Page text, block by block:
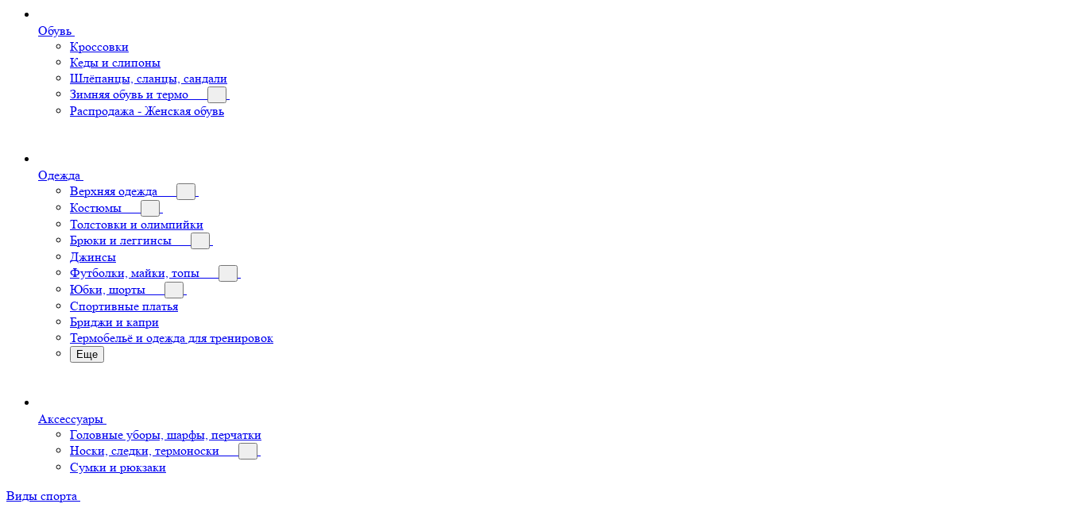
Обувь
Кроссовки
Кеды и слипоны
Шлёпанцы, сланцы, сандали
Зимняя обувь и термо
Распродажа - Женская обувь
Одежда
Верхняя одежда
Костюмы
Толстовки и олимпийки
Брюки и леггинсы
Джинсы
Футболки, майки, топы
Юбки, шорты
Спортивные платья
Бриджи и капри
Термобельё и одежда для тренировок
Еще
Аксессуары
Головные уборы, шарфы, перчатки
Носки, следки, термоноски
Сумки и рюкзаки
Виды спорта